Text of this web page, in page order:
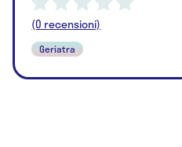
(0 recensioni)
Geriatra